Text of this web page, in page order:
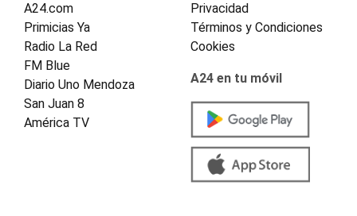
A24.com
Primicias Ya
Radio La Red
FM Blue
Diario Uno Mendoza
San Juan 8
América TV
Privacidad
Términos y Condiciones
Cookies
A24 en tu móvil